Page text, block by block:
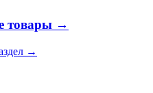
товары →
→